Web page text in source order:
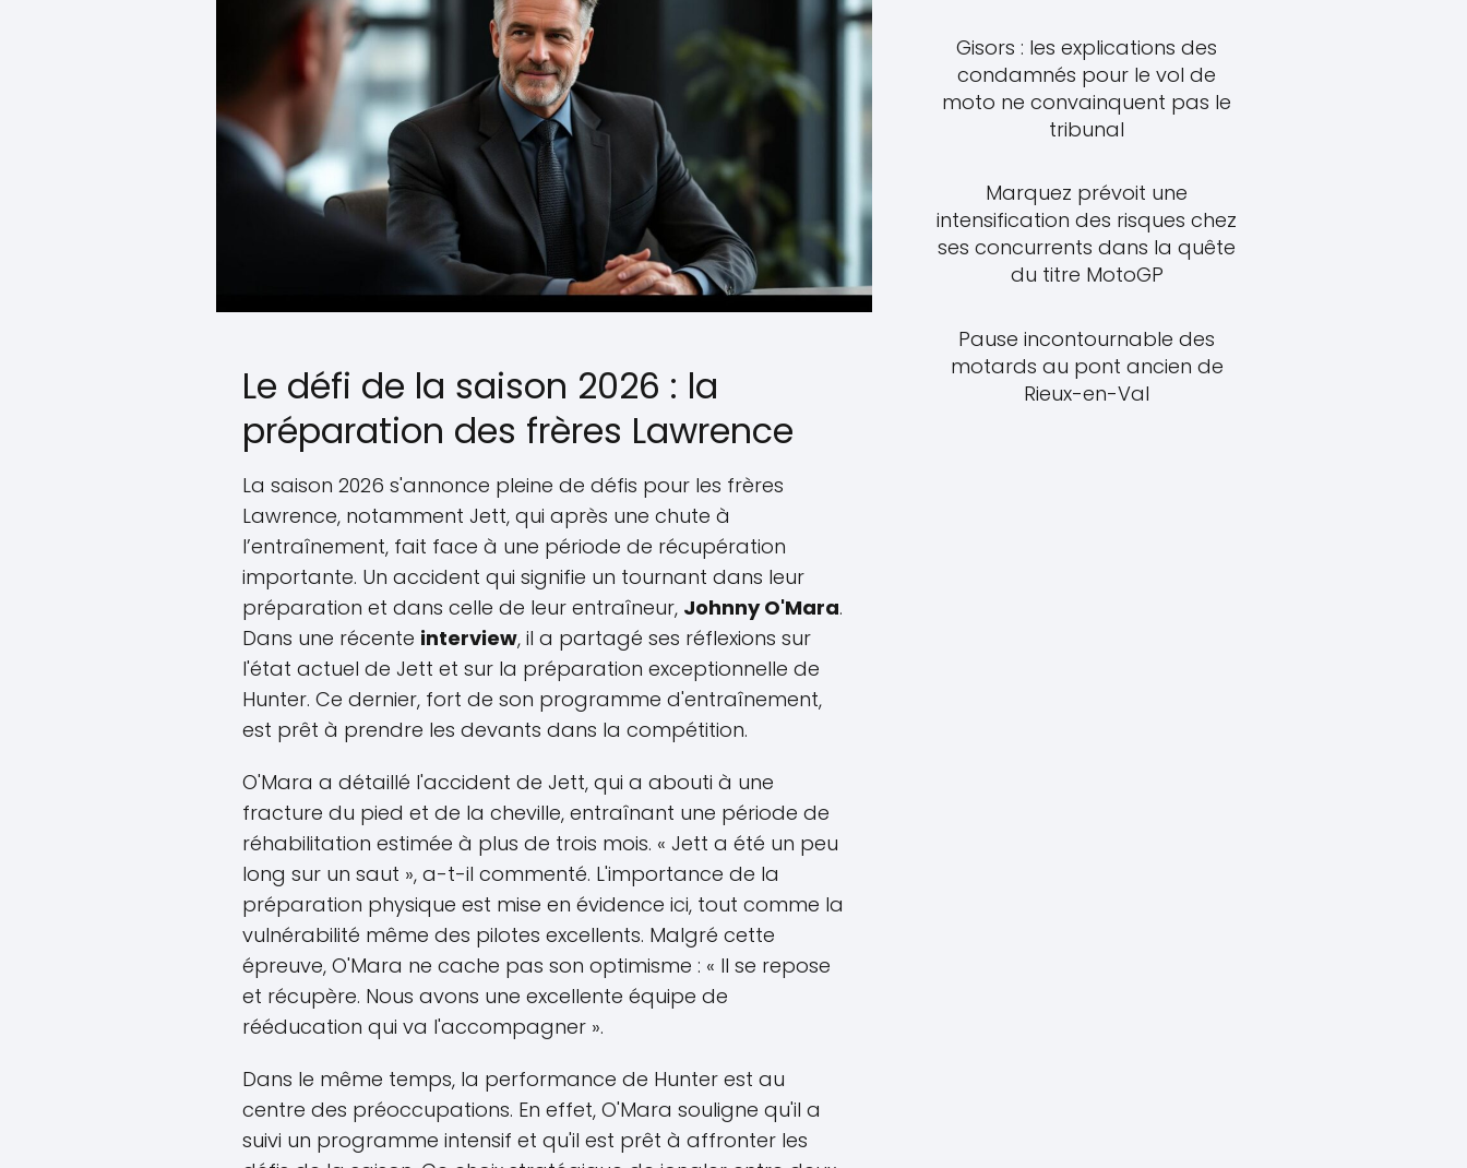
Le défi de la saison 2026 : la
préparation des frères Lawrence
La saison 2026 s'annonce pleine de défis pour les frères
Lawrence, notamment Jett, qui après une chute à
l’entraînement, fait face à une période de récupération
importante. Un accident qui signifie un tournant dans leur
préparation et dans celle de leur entraîneur, Johnny O'Mara.
Dans une récente interview, il a partagé ses réflexions sur
l'état actuel de Jett et sur la préparation exceptionnelle de
Hunter. Ce dernier, fort de son programme d'entraînement,
est prêt à prendre les devants dans la compétition.
O'Mara a détaillé l'accident de Jett, qui a abouti à une
fracture du pied et de la cheville, entraînant une période de
réhabilitation estimée à plus de trois mois. « Jett a été un peu
long sur un saut », a-t-il commenté. L'importance de la
préparation physique est mise en évidence ici, tout comme la
vulnérabilité même des pilotes excellents. Malgré cette
épreuve, O'Mara ne cache pas son optimisme : « Il se repose
et récupère. Nous avons une excellente équipe de
rééducation qui va l'accompagner ».
Dans le même temps, la performance de Hunter est au
centre des préoccupations. En effet, O'Mara souligne qu'il a
suivi un programme intensif et qu'il est prêt à affronter les
Gisors : les explications des
condamnés pour le vol de
moto ne convainquent pas le
tribunal
Marquez prévoit une
intensification des risques chez
ses concurrents dans la quête
du titre MotoGP
Pause incontournable des
motards au pont ancien de
Rieux-en-Val